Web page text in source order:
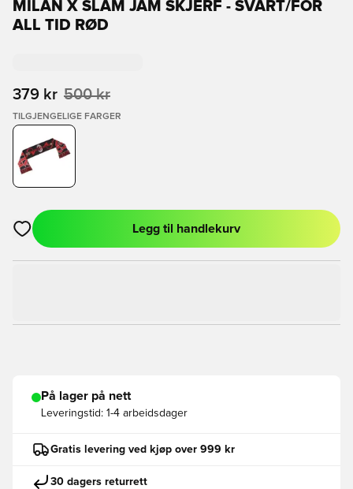
MILAN X SLAM JAM SKJERF - SVART/FOR
ALL TID RØD
379 kr 500 kr
TILGJENGELIGE FARGER
Åpner en Modal for å logge inn eller registrere deg som
Legg til handlekurv
På lager på nett
Leveringstid: 1-4 arbeidsdager
Gratis levering ved kjøp over 999 kr
30 dagers returrett